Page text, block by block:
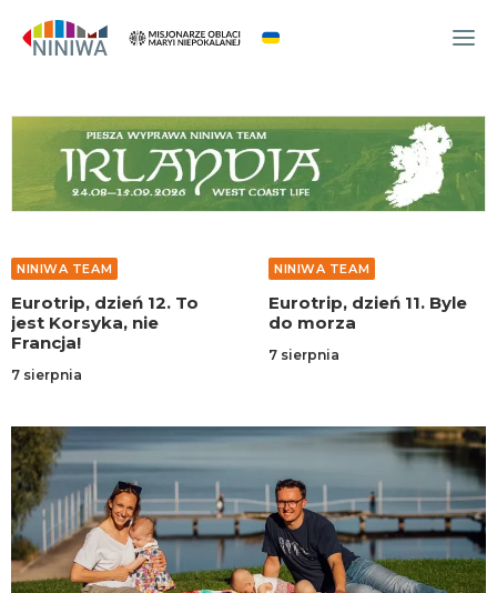
WYDARZENIA
O NAS
WSPÓLNOTA
NINIWA TEAM
FESTIWAL ŻYCIA
WOLONTARIAT
AKTUALNOŚCI
NINIWA BUD
SKLEP
KONTAKT
NINIWA TEAM
Eurotrip, dzień 12. To
jest Korsyka, nie
Francja!
7 sierpnia
NINIWA TEAM
Eurotrip, dzień 11. Byle
do morza
7 sierpnia